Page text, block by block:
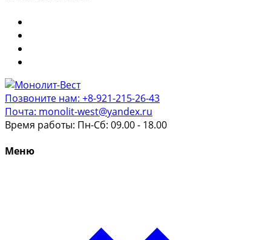
Позвоните нам: +8-921-215-26-43
Почта: monolit-west@yandex.ru
Время работы: Пн-Сб: 09.00 - 18.00
Меню